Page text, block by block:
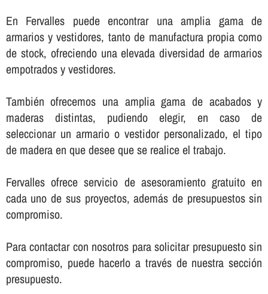
En Fervalles puede encontrar una amplia gama de
armarios y vestidores, tanto de manufactura propia como
de stock, ofreciendo una elevada diversidad de armarios
empotrados y vestidores.
También ofrecemos una amplia gama de acabados y
maderas distintas, pudiendo elegir, en caso de
seleccionar un armario o vestidor personalizado, el tipo
de madera en que desee que se realice el trabajo.
Fervalles ofrece servicio de asesoramiento gratuito en
cada uno de sus proyectos, además de presupuestos sin
compromiso.
Para contactar con nosotros para solicitar presupuesto sin
compromiso, puede hacerlo a través de nuestra sección
presupuesto.